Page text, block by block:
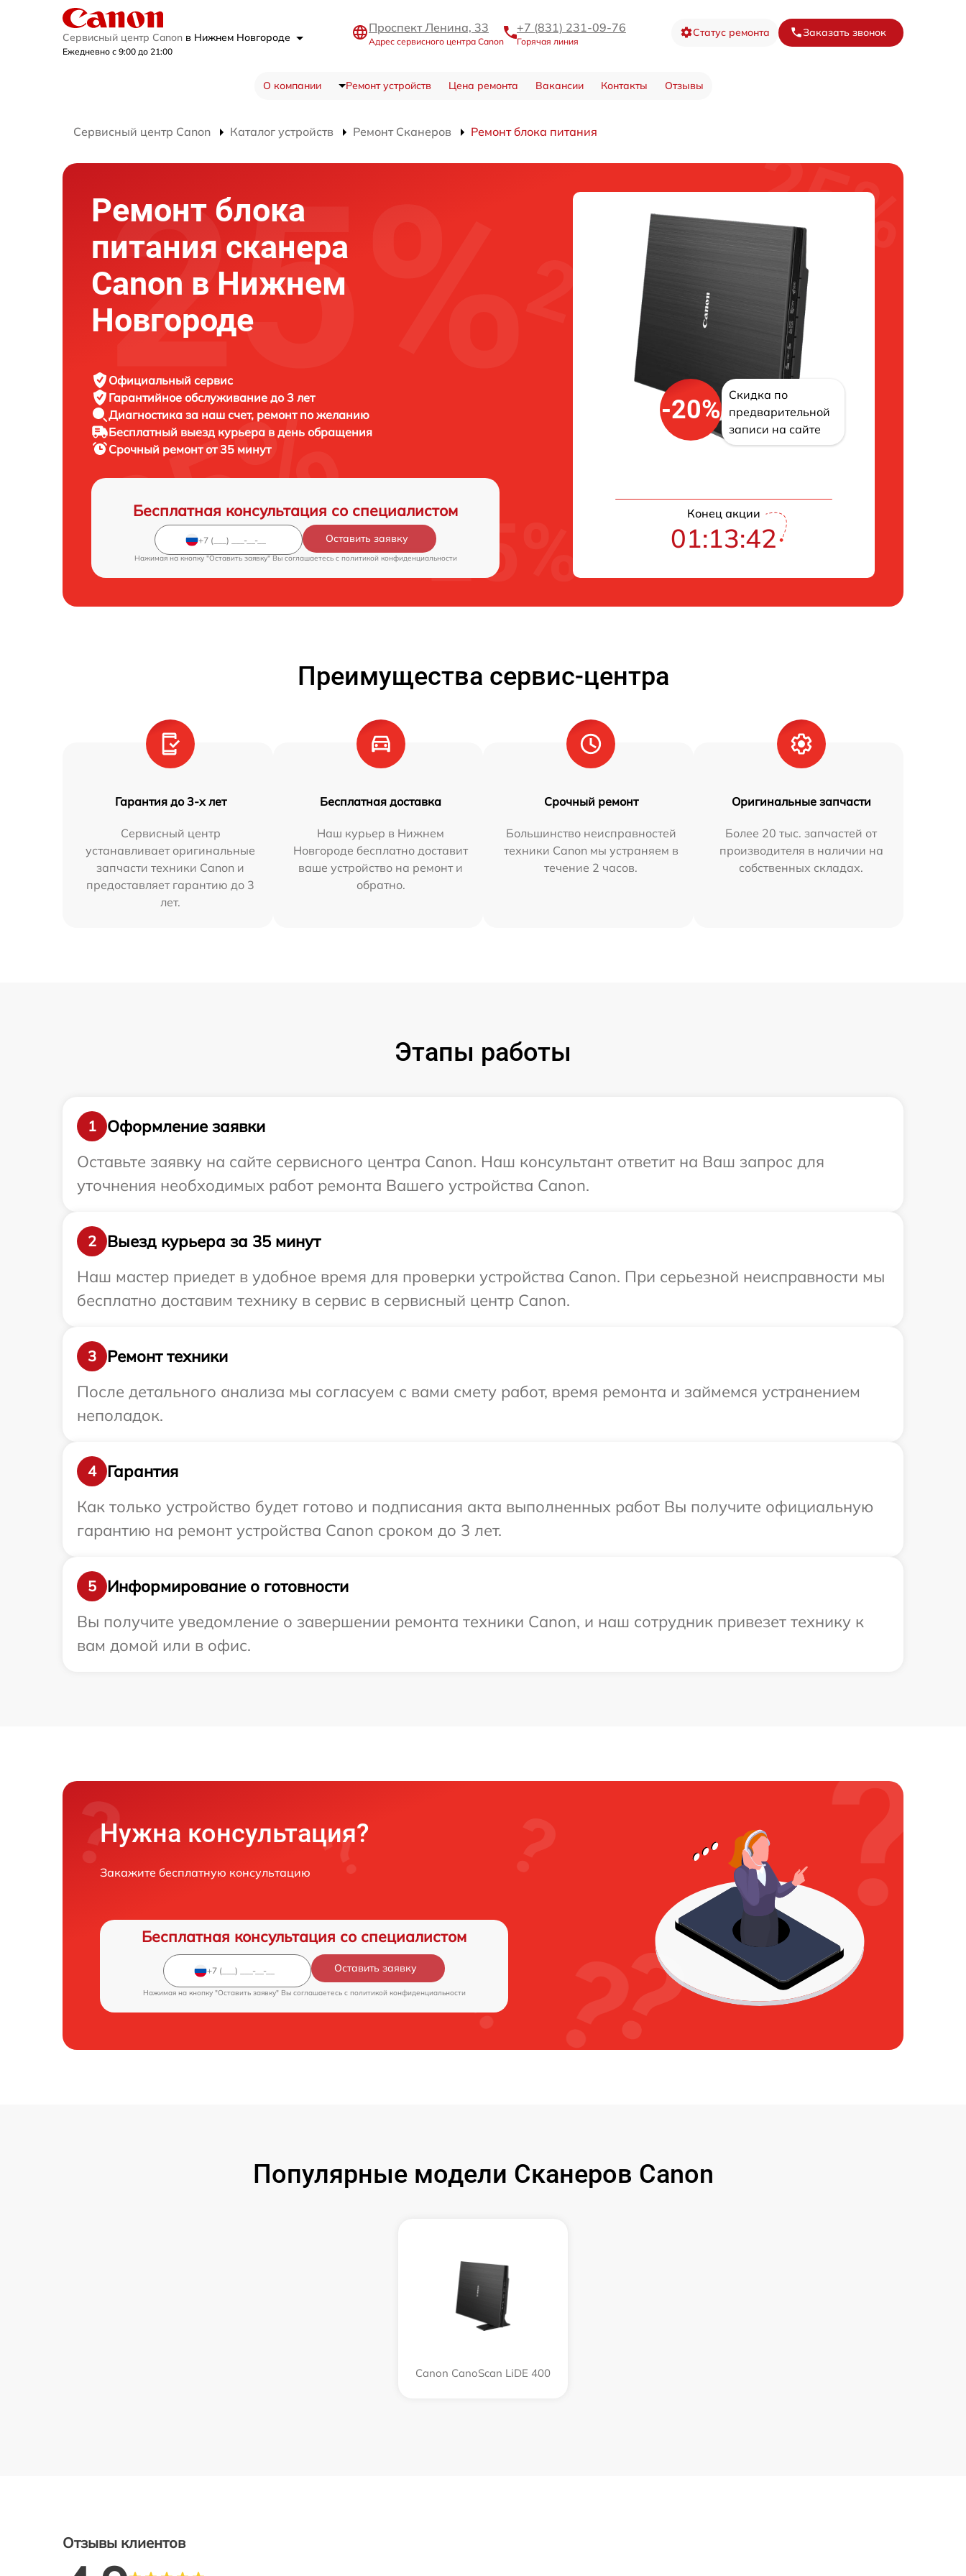
Сервисный центр Canon в Нижнем Новгороде
Ежедневно с 9:00 до 21:00
Проспект Ленина, 33
Адрес сервисного центра Canon
+7 (831) 231-09-76
Горячая линия
Статус ремонта Заказать звонок
О компании Ремонт устройств Цена ремонта Вакансии Контакты Отзывы
Сервисный центр Canon Каталог устройств Ремонт Сканеров Ремонт блока питания
Ремонт блока
питания сканера
Canon в Нижнем
Новгороде
Официальный сервис
Гарантийное обслуживание до 3 лет
Диагностика за наш счет, ремонт по желанию
Бесплатный выезд курьера в день обращения
Срочный ремонтот 35 минут
Бесплатная консультация со специалистом
Оставить заявку
Нажимая на кнопку "Оставить заявку" Вы соглашаетесь c политикой конфиденциальности
-20%
Скидка по
предварительной
записи на сайте
Конец акции
01:13:42
Преимущества сервис-центра
Гарантия до 3-х лет
Сервисный центр
устанавливает оригинальные
запчасти техники Canon и
предоставляет гарантию до 3
лет.
Бесплатная доставка
Наш курьер в Нижнем
Новгороде бесплатно доставит
ваше устройство на ремонт и
обратно.
Срочный ремонт
Большинство неисправностей
техники Canon мы устраняем в
течение 2 часов.
Оригинальные запчасти
Более 20 тыс. запчастей от
производителя в наличии на
собственных складах.
Этапы работы
1
Оформление заявки
Оставьте заявку на сайте сервисного центра Canon. Наш консультант ответит на Ваш запрос для
уточнения необходимых работ ремонта Вашего устройства Canon.
2
Выезд курьера за 35 минут
Наш мастер приедет в удобное время для проверки устройства Canon. При серьезной неисправности мы
бесплатно доставим технику в сервис в сервисный центр Canon.
3
Ремонт техники
После детального анализа мы согласуем с вами смету работ, время ремонта и займемся устранением
неполадок.
4
Гарантия
Как только устройство будет готово и подписания акта выполненных работ Вы получите официальную
гарантию на ремонт устройства Canon сроком до 3 лет.
5
Информирование о готовности
Вы получите уведомление о завершении ремонта техники Canon, и наш сотрудник привезет технику к
вам домой или в офис.
Нужна консультация?
Закажите бесплатную консультацию
Бесплатная консультация со специалистом
Оставить заявку
Нажимая на кнопку "Оставить заявку" Вы соглашаетесь c политикой конфиденциальности
Популярные модели Сканеров Canon
Canon CanoScan LiDE 400
Отзывы клиентов